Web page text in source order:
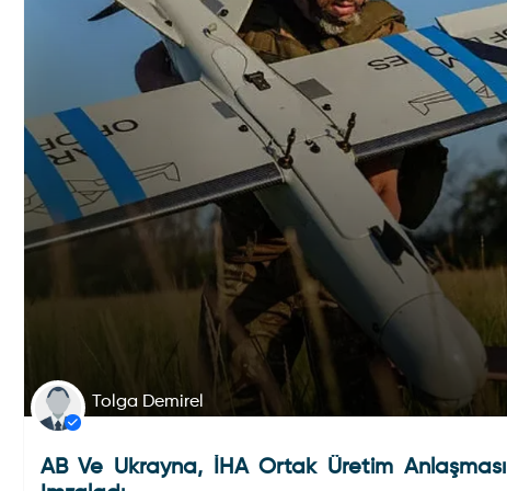
Tolga Demirel
AB Ve Ukrayna, İHA Ortak Üretim Anlaşması